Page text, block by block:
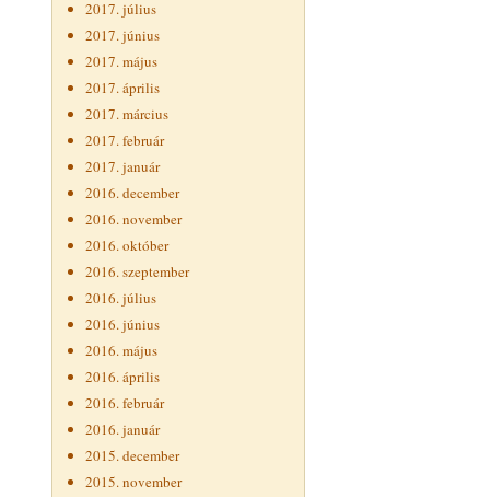
2017. július
2017. június
2017. május
2017. április
2017. március
2017. február
2017. január
2016. december
2016. november
2016. október
2016. szeptember
2016. július
2016. június
2016. május
2016. április
2016. február
2016. január
2015. december
2015. november